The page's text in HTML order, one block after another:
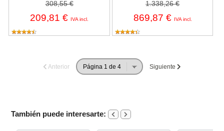
308,55 €
209,81 € IVA incl.
1.338,26 €
869,87 € IVA incl.
Anterior Siguiente
También puede interesarte: